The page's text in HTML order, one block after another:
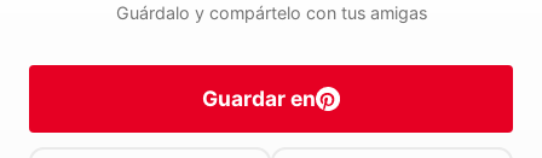
Guárdalo y compártelo con tus amigas
Guardar en